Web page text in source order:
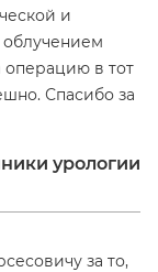
и
операцию в тот
Спасибо за
урологии
за то,